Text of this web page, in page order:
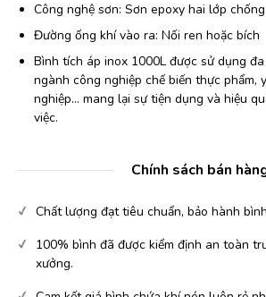
Công nghệ sơn: Sơn epoxy hai lớp
Đường ống khí vào ra: Nối ren hoặc bích
Bình tích áp inox 1000L được sử dụng
ngành công nghiệp chế biến thực phẩm,
nghiệp… mang lại sự tiện dụng và hiệu
việc.
Chính sách bán
Chất lượng đạt tiêu chuẩn, bảo hành
100% bình đã được kiểm định an toàn
xưởng.